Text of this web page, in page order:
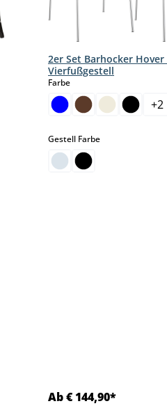
verfügbar.)
2er Set Barhocker
Vierfußgestell
Farbeauswählen
+2
Gestell Farbeauswählen
Ab € 144,90*